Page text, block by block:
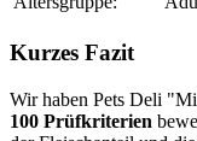
Kurzes Fazit
Wir haben Pets Deli
100 Prüfkriterien